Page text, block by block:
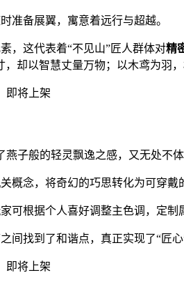
准备展翼，寓意着远行与超越。
，这代表着“不见山”匠人群体对精
却以智慧丈量万物；以木鸢为羽
子般的轻灵飘逸之感，又无处不
概念，将奇幻的巧思转化为可穿戴
可根据个人喜好调整主色调，定制
间找到了和谐点，真正实现了“匠心